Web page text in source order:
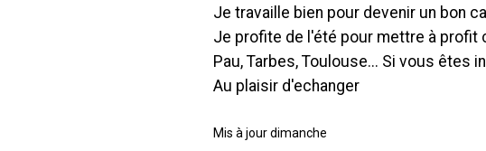
Je travaille bien pour devenir un bon
Je profite de l'été pour mettre à profit
Pau, Tarbes, Toulouse... Si vous êtes
Au plaisir d'echanger
Mis à jour dimanche